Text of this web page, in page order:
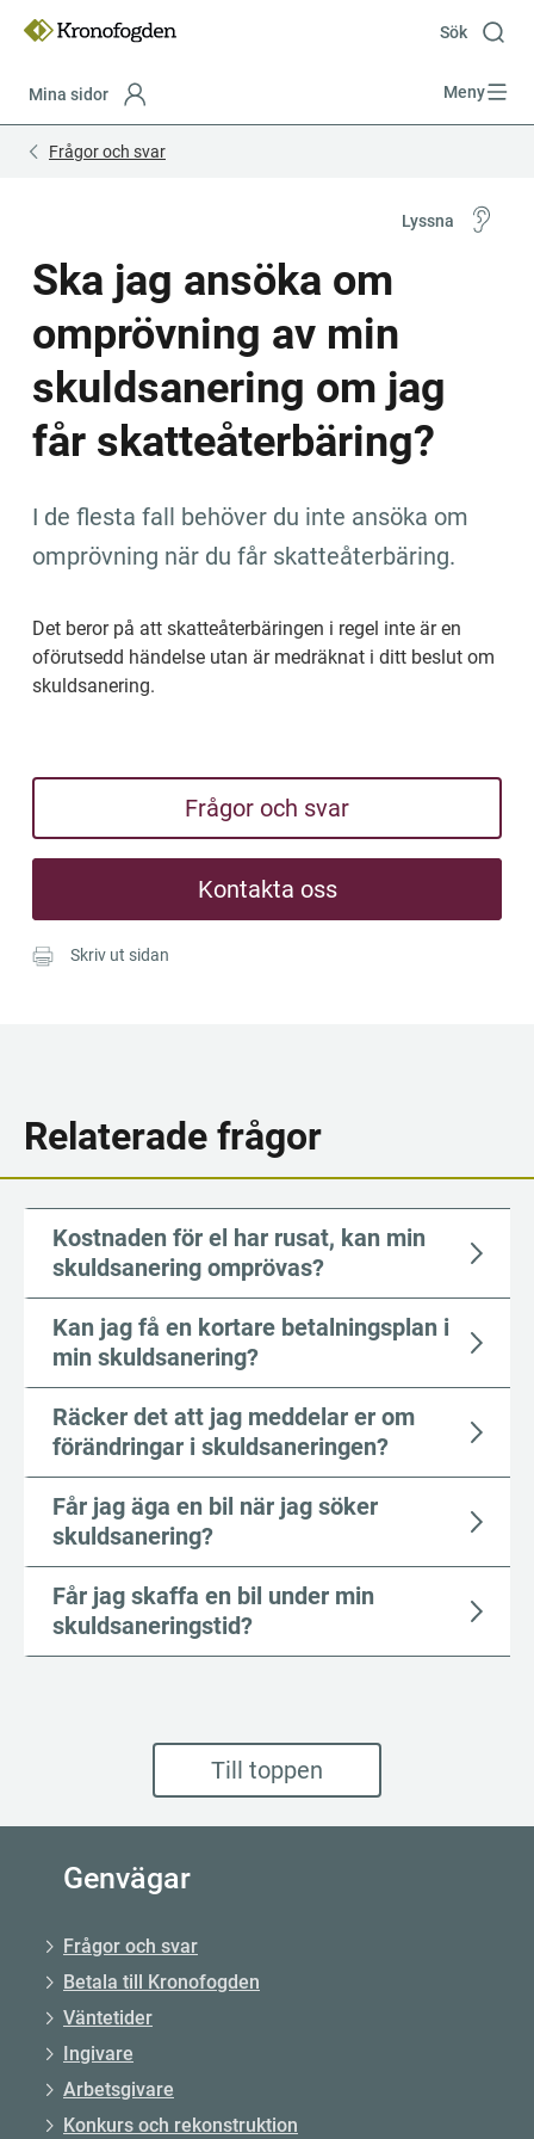
innehåll
Sök
Mina sidor Meny
Frågor och svar
Lyssna
Ska jag ansöka om
omprövning av min
skuldsanering om jag
får skatteåterbäring?
I de flesta fall behöver du inte ansöka om
omprövning när du får skatteåterbäring.
Det beror på att skatteåterbäringen i regel inte är en
oförutsedd händelse utan är medräknat i ditt beslut om
skuldsanering.
Frågor och svar
Kontakta oss
Skriv ut sidan
Relaterade frågor
Kostnaden för el har rusat, kan min
skuldsanering omprövas?
Kan jag få en kortare betal­nings­plan i
min skuldsanering?
Räcker det att jag meddelar er om
för­änd­ringar i skuld­sa­ne­ringen?
Får jag äga en bil när jag söker
skuldsanering?
Får jag skaffa en bil under min
skuldsaneringstid?
Till toppen
start
end
Genvägar
Frågor och svar
Betala till Kronofogden
Väntetider
Ingivare
Arbetsgivare
Konkurs och rekonstruktion